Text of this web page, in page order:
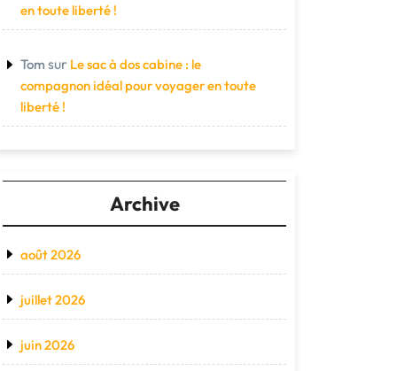
en toute liberté !
Tom sur Le sac à dos cabine : le
compagnon idéal pour voyager en toute
liberté !
Archive
août 2026
juillet 2026
juin 2026